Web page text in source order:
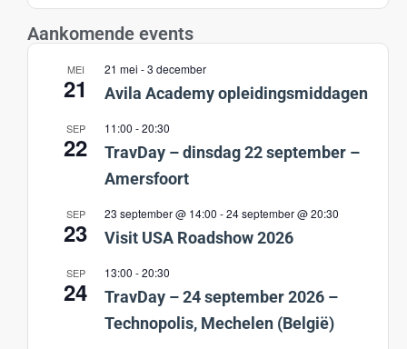
Aankomende events
MEI
21
21 mei -3 december
Avila Academy opleidingsmiddagen
SEP
22
11:00 -20:30
TravDay – dinsdag 22 september –
Amersfoort
SEP
23
23 september @ 14:00 -24 september @ 20:30
Visit USA Roadshow 2026
SEP
24
13:00 -20:30
TravDay – 24 september 2026 –
Technopolis, Mechelen (België)